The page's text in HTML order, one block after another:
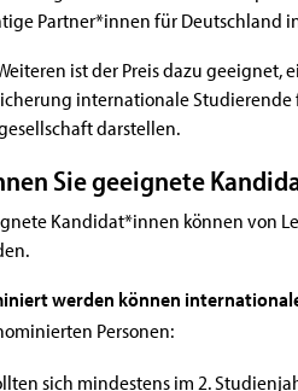
Partner*innen für Deutschland
ist der Preis dazu
internationale
darstellen.
Sie geeignete
Kandidat*innen können von
werden können
Personen:
sich mindestens im 2.